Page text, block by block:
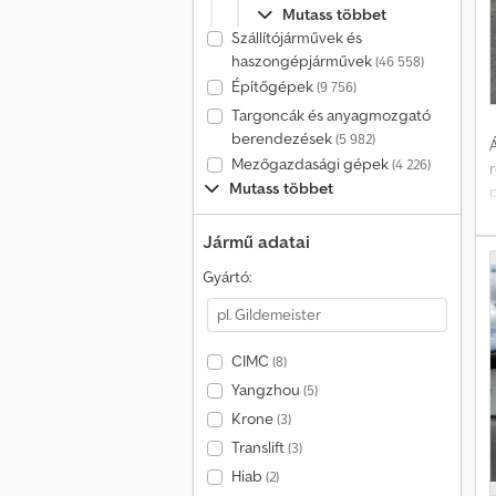
Mutass többet
Szállítójárművek és
haszongépjárművek(46 558)
Építőgépek(9 756)
Targoncák és anyagmozgató
berendezések(5 982)
Mezőgazdasági gépek(4 226)
Mutass többet
Jármű adatai
Gyártó:
CIMC (8)
Yangzhou (5)
Krone(3)
Translift(3)
Hiab (2)